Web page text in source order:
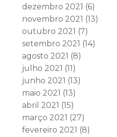
dezembro 2021 (6)
novembro 2021 (13)
outubro 2021 (7)
setembro 2021 (14)
agosto 2021 (8)
julho 2021 (11)
junho 2021 (13)
maio 2021 (13)
abril 2021 (15)
março 2021 (27)
fevereiro 2021 (8)